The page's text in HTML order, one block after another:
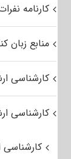
کارنامه
منابع زبان
کارشناسی
کارشناسی